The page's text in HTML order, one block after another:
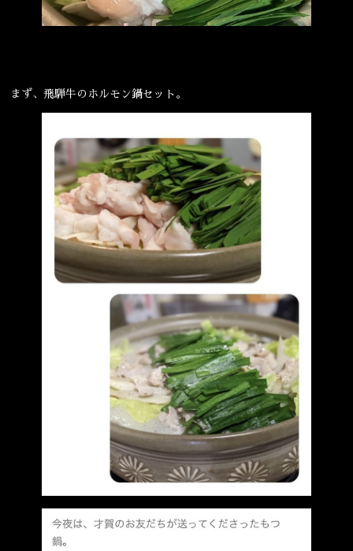
まず、飛騨牛のホルモン鍋セット。